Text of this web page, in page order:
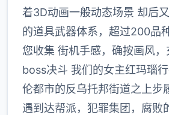
着3D动画一般动态场景 却后
的道具武器体系，超过200品
您收集 街机手感，确按画风
boss决斗 我们的女主红玛瑙
伦都市的反乌托邦街道之上步
遇到达帮派，犯罪集团，腐败